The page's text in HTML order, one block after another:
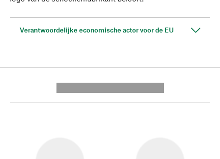
Verantwoordelijke economische actor voor de EU